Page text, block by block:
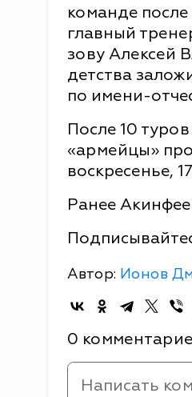
команде
главный
зову Алексей
детства
по имени-
После 10
«армейцы»
воскресенье,
Ранее
Автор: Ионов
0